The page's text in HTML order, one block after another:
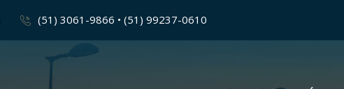
(51) 3061-9866 • (51) 99237-0610